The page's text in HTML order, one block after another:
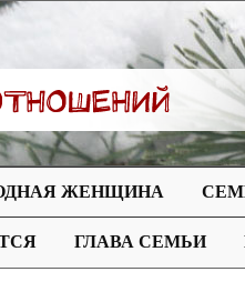
ЖЕНЩИНА
ГЛАВА СЕМЬИ